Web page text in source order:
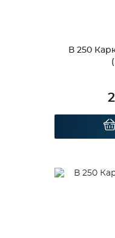
В 250